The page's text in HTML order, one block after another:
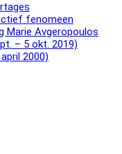
fenomeen
Marie Avgeropoulos
– 5 okt. 2019)
2000)